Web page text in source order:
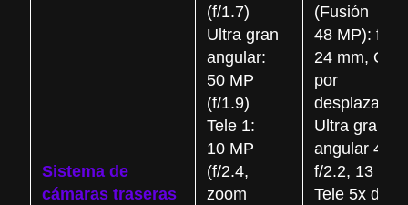
Sistema de
cámaras traseras
(f/1.7)
Ultra gran
angular:
50 MP
(f/1.9)
Tele 1:
10 MP
(f/2.4,
zoom
(Fusión
48 MP): f/
24 mm, OIS
por
Ultra gran
angular 48
f/2.2, 13 mm
Tele 5x de